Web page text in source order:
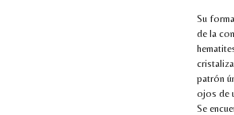
Su
de la
patrón
ojos de
Se